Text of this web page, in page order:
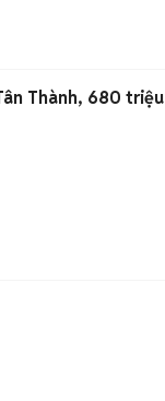
Thành, 680 triệu